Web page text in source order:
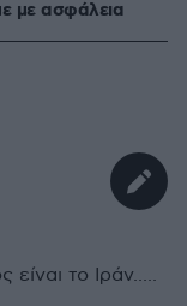
με ασφάλεια
το Ιράν.....